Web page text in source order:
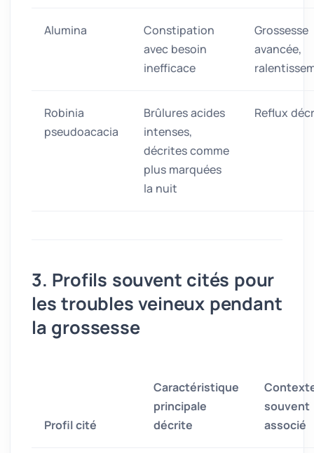
Alumina
Constipation
avec besoin
inefficace
Grossesse
avancée,
Robinia
pseudoacacia
Brûlures acides
intenses,
décrites comme
plus marquées
la nuit
Reflux
3. Profils souvent cités pour
les troubles veineux pendant
la grossesse
Profil cité
Caractéristique
principale
décrite
souvent
associé